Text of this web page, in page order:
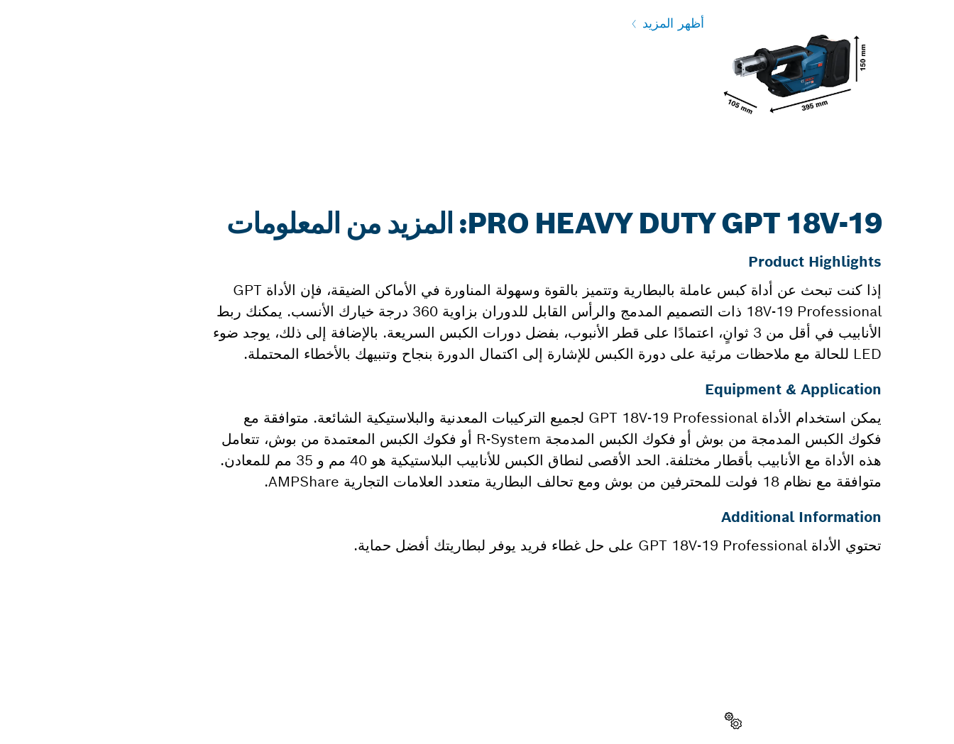
أظهر المزيد
PRO HEAVY DUTY GPT 18V-19: المزيد من المعلومات
Product Highlights
إذا كنت تبحث عن أداة كبس عاملة بالبطارية وتتميز بالقوة وسهولة المناورة في الأماكن الضيقة، فإن الأداة GPT
18V-19 Professional ذات التصميم المدمج والرأس القابل للدوران بزاوية 360 درجة خيارك الأنسب. يمكنك ربط
الأنابيب في أقل من 3 ثوانٍ، اعتمادًا على قطر الأنبوب، بفضل دورات الكبس السريعة. بالإضافة إلى ذلك، يوجد ضوء
LED للحالة مع ملاحظات مرئية على دورة الكبس للإشارة إلى اكتمال الدورة بنجاح وتنبيهك بالأخطاء المحتملة.
Equipment & Application
يمكن استخدام الأداة GPT 18V-19 Professional لجميع التركيبات المعدنية والبلاستيكية الشائعة. متوافقة مع
فكوك الكبس المدمجة من بوش أو فكوك الكبس المدمجة R-System أو فكوك الكبس المعتمدة من بوش، تتعامل
هذه الأداة مع الأنابيب بأقطار مختلفة. الحد الأقصى لنطاق الكبس للأنابيب البلاستيكية هو 40 مم و 35 مم للمعادن.
متوافقة مع نظام 18 فولت للمحترفين من بوش ومع تحالف البطارية متعدد العلامات التجارية AMPShare.
Additional Information
تحتوي الأداة GPT 18V-19 Professional على حل غطاء فريد يوفر لبطاريتك أفضل حماية.